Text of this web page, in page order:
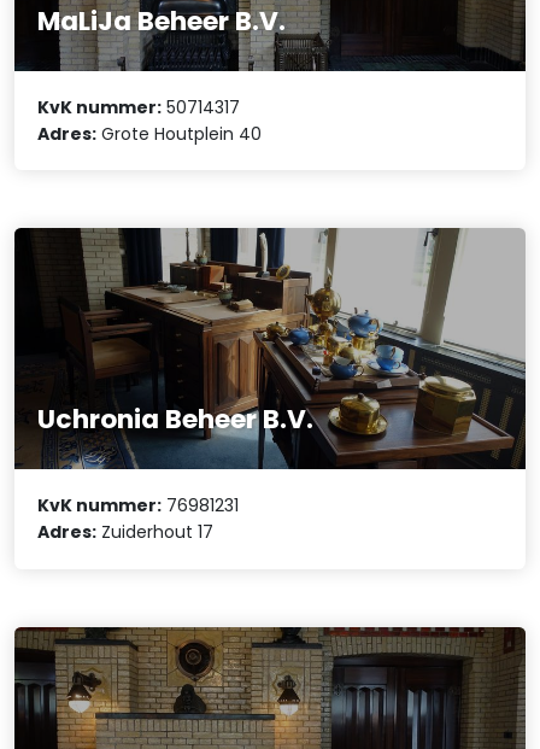
MaLiJa Beheer B.V.
KvK nummer: 50714317
Adres: Grote Houtplein 40
Uchronia Beheer B.V.
KvK nummer: 76981231
Adres: Zuiderhout 17